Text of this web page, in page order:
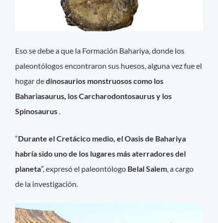
Eso se debe a que la Formación Bahariya, donde los
paleontólogos encontraron sus huesos, alguna vez fue el
hogar dedinosaurios monstruosos como los
Bahariasaurus, los Carcharodontosaurus y los
Spinosaurus.
“Durante el Cretácico medio, el Oasis de Bahariya
habría sido uno de los lugares más aterradores del
planeta”, expresó el paleontólogo Belal Salem , a cargo
de la investigación.